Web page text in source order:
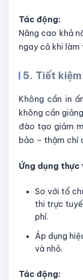
Tác động:
Nâng cao khả
ngay cả khi
5. Tiết
Không cần in
không cần
đào tạo giảm
bảo – thậm chí
Ứng dụng thực
So với tổ
thi trực
phí.
Áp dụng
và nhỏ.
Tác động: